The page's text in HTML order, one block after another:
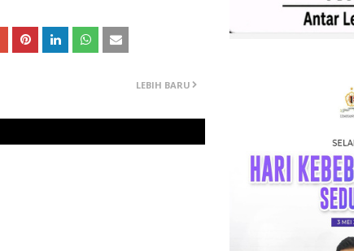
LEBIH BARU